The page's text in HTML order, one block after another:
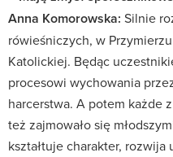
Anna Komorowska: Silnie
rówieśniczych, w
Katolickiej. Będąc
procesowi wychowania
harcerstwa. A potem każde
też zajmowało się
kształtuje charakter,